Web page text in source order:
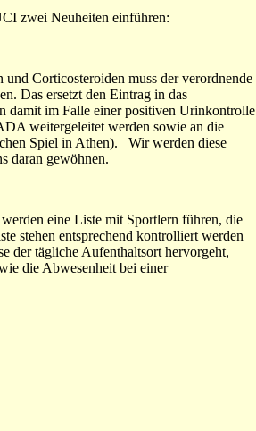
zwei Neuheiten einführen:
Corticosteroiden muss der verordnende
Das ersetzt den Eintrag in das
damit im Falle einer positiven Urinkontrolle
weitergeleitet werden sowie an die
Spiel in Athen). Wir werden diese
daran gewöhnen.
eine Liste mit Sportlern führen, die
stehen entsprechend kontrolliert werden
der tägliche Aufenthaltsort hervorgeht,
die Abwesenheit bei einer